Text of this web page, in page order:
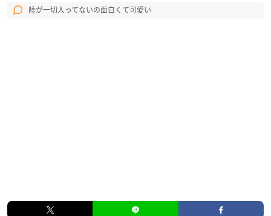
陸が一切入ってないの面白くて可愛い